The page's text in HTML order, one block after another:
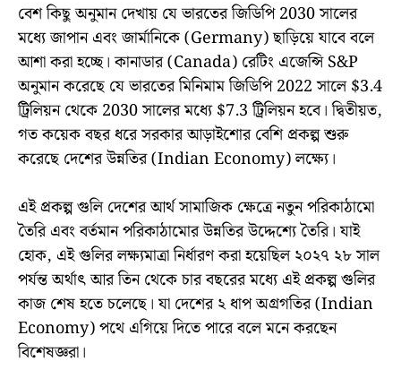
বেশ কিছু অনুমান দেখায় যে ভারতের জিডিপি 2030 সালের
মধ্যে জাপান এবং জার্মানিকে (Germany) ছাড়িয়ে যাবে বলে
আশা করা হচ্ছে। কানাডার (Canada) রেটিং এজেন্সি S&P
অনুমান করেছে যে ভারতের মিনিমাম জিডিপি 2022 সালে $3.4
ট্রিলিয়ন থেকে 2030 সালের মধ্যে $7.3 ট্রিলিয়ন হবে। দ্বিতীয়ত,
গত কয়েক বছর ধরে সরকার আড়াইশোর বেশি প্রকল্প শুরু
করেছে দেশের উন্নতির (Indian Economy) লক্ষ্যে।
এই প্রকল্প গুলি দেশের আর্থ সামাজিক ক্ষেত্রে নতুন পরিকাঠামো
তৈরি এবং বর্তমান পরিকাঠামোর উন্নতির উদ্দেশ্যে তৈরি। যাই
হোক, এই গুলির লক্ষ্যমাত্রা নির্ধারণ করা হয়েছিল ২০২৭ ২৮ সাল
পর্যন্ত অর্থাৎ আর তিন থেকে চার বছরের মধ্যে এই প্রকল্প গুলির
কাজ শেষ হতে চলেছে। যা দেশের ২ ধাপ অগ্রগতির (Indian
Economy) পথে এগিয়ে দিতে পারে বলে মনে করছেন
বিশেষজ্ঞরা।